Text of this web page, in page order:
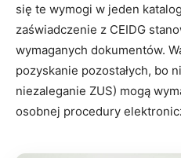
się te wymogi w jeden
zaświadczenie z CEIDG
wymaganych dokumentów.
pozyskanie pozostałych, bo
niezaleganie ZUS) mogą
osobnej procedury